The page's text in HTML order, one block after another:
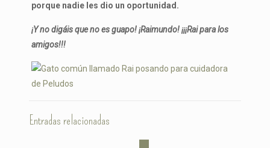
porque nadie les dio un oportunidad.
¡Y no digáis que no es guapo! ¡Raimundo! ¡¡¡Rai para los
amigos!!!
Entradas relacionadas